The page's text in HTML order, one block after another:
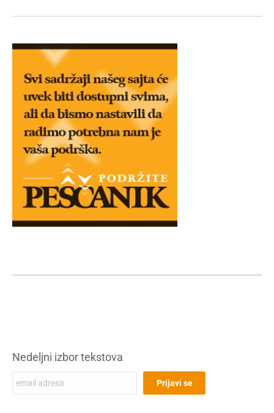
Nedeljni izbor tekstova